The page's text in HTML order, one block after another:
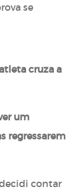
se
cruza a
um
regressarem
contar